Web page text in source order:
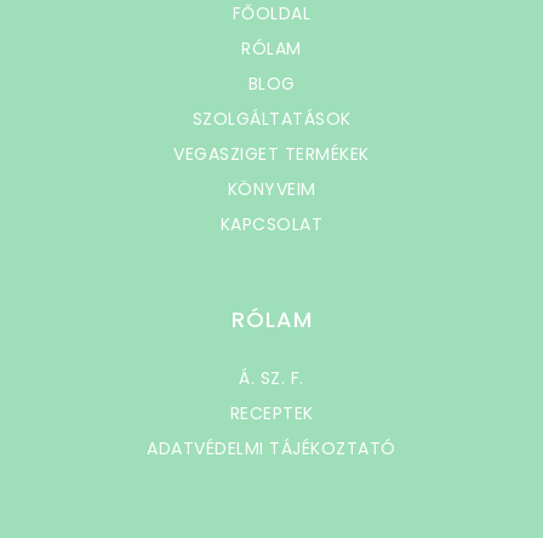
FŐOLDAL
RÓLAM
BLOG
SZOLGÁLTATÁSOK
VEGASZIGET TERMÉKEK
KÖNYVEIM
KAPCSOLAT
RÓLAM
Á. SZ. F.
RECEPTEK
ADATVÉDELMI TÁJÉKOZTATÓ